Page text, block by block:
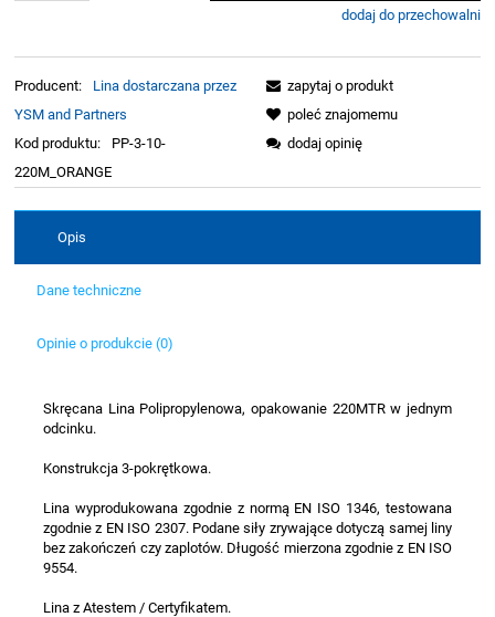
dodaj do przechowalni
Producent:
Lina dostarczana przez
YSM and Partners
Kod produktu:
PP-3-10-
220M_ORANGE
zapytaj o produkt
poleć znajomemu
dodaj opinię
Opis
Dane techniczne
Opinie o produkcie (0)
Skręcana Lina Polipropylenowa, opakowanie 220MTR w jednym
odcinku.
Konstrukcja 3-pokrętkowa.
Lina wyprodukowana zgodnie z normą EN ISO 1346, testowana
zgodnie z EN ISO 2307. Podane siły zrywające dotyczą samej liny
bez zakończeń czy zaplotów. Długość mierzona zgodnie z EN ISO
9554.
Lina z Atestem / Certyfikatem.